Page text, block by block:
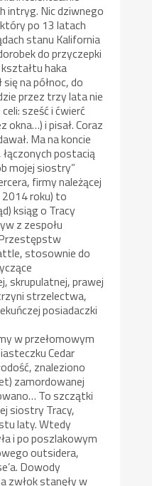
intryg. Nic dziwnego
po 13 latach
stanu Kalifornia
do przyczepki
haka
na północ, do
przez trzy lata nie
sześć i ćwierć
i pisał. Coraz
Ma na koncie
łączonych postacią
mojej siostry”
firmy należącej
roku) to
ksiąg o Tracy
z zespołu
Przestępstw
stosownie do
skrupulatnej, prawej
strzelectwa,
posiadaczki
w przełomowym
Cedar
znaleziono
zamordowanej
To szczątki
siostry Tracy,
laty. Wtedy
i po poszlakowym
outsidera,
Dowody
zwłok stanęły w